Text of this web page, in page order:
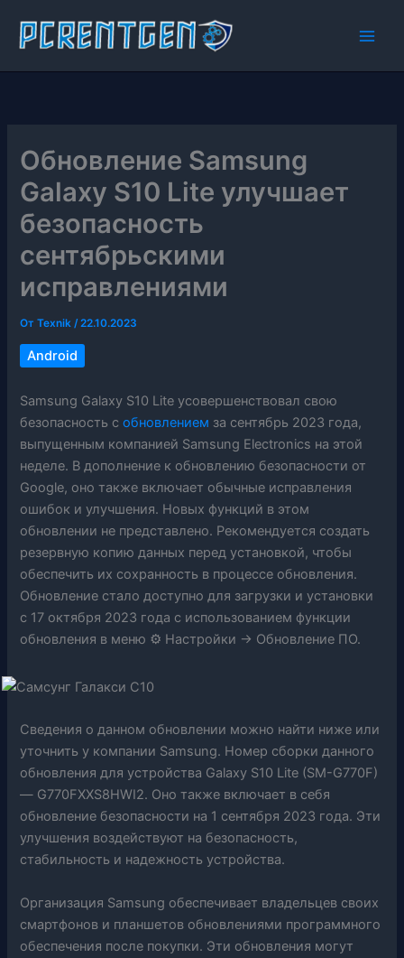
содержимому
Обновление Samsung
Galaxy S10 Lite улучшает
безопасность
сентябрьскими
исправлениями
ОтTexnik/22.10.2023
Android
Samsung Galaxy S10 Lite усовершенствовал свою
безопасность собновлением за сентябрь 2023 года,
выпущенным компанией Samsung Electronics на этой
неделе. В дополнение к обновлению безопасности от
Google, оно также включает обычные исправления
ошибок и улучшения. Новых функций в этом
обновлении не представлено. Рекомендуется создать
резервную копию данных перед установкой, чтобы
обеспечить их сохранность в процессе обновления.
Обновление стало доступно для загрузки и установки
с 17 октября 2023 года с использованием функции
обновления в меню ⚙ Настройки → Обновление ПО.
Сведения о данном обновлении можно найти ниже или
уточнить у компании Samsung. Номер сборки данного
обновления для устройства Galaxy S10 Lite (SM-G770F)
— G770FXXS8HWI2. Оно также включает в себя
обновление безопасности на 1 сентября 2023 года. Эти
улучшения воздействуют на безопасность,
стабильность и надежность устройства.
Организация Samsung обеспечивает владельцев своих
смартфонов и планшетов обновлениями программного
обеспечения после покупки. Эти обновления могут